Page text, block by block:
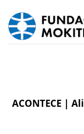
ACONTECE |